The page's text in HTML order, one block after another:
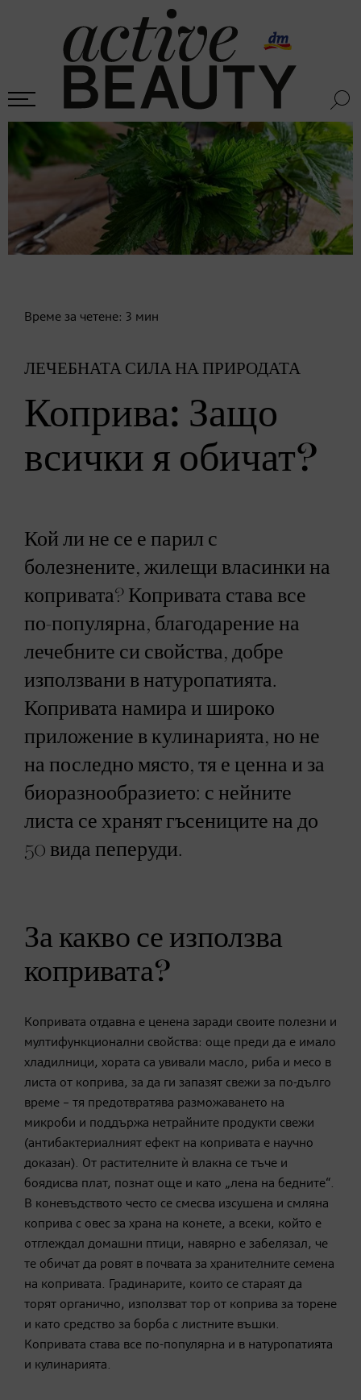
Време за четене: 3 мин
ЛЕЧЕБНАТА СИЛА НА ПРИРОДАТА
Коприва: Защо
всички я обичат?
Кой ли не се е парил с
болезнените, жилещи власинки на
копривата? Копривата става все
по-популярна, благодарение на
лечебните си свойства, добре
използвани в натуропатията.
Копривата намира и широко
приложение в кулинарията, но не
на последно място, тя е ценна и за
биоразнообразието: с нейните
листа се хранят гъсениците на до
50 вида пеперуди.
За какво се използва
копривата?
Копривата отдавна е ценена заради своите полезни и
мултифункционални свойства: още преди да е имало
хладилници, хората са увивали масло, риба и месо в
листа от коприва, за да ги запазят свежи за по-дълго
време – тя предотвратява разможаването на
микроби и поддържа нетрайните продукти свежи
(антибактериалният ефект на копривата е научно
доказан). От растителните ѝ влакна се тъче и
боядисва плат, познат още и като „лена на бедните“.
В коневъдството често се смесва изсушена и смляна
коприва с овес за храна на конете, а всеки, който е
отглеждал домашни птици, навярно е забелязал, че
те обичат да ровят в почвата за хранителните семена
на копривата. Градинарите, които се стараят да
торят органично, използват тор от коприва за торене
и като средство за борба с листните въшки.
Копривата става все по-популярна и в натуропатията
и кулинарията.